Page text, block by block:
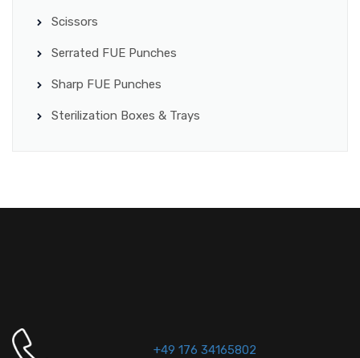
Scissors
Serrated FUE Punches
Sharp FUE Punches
Sterilization Boxes & Trays
+49 176 34165802